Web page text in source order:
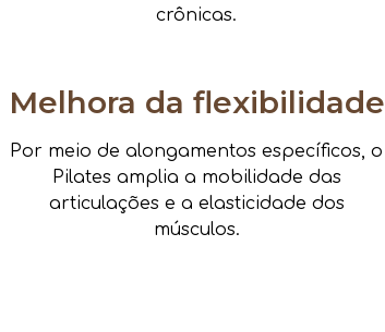
crônicas.
Melhora da flexibilidade
Por meio de alongamentos específicos, o
Pilates amplia a mobilidade das
articulações e a elasticidade dos
músculos.